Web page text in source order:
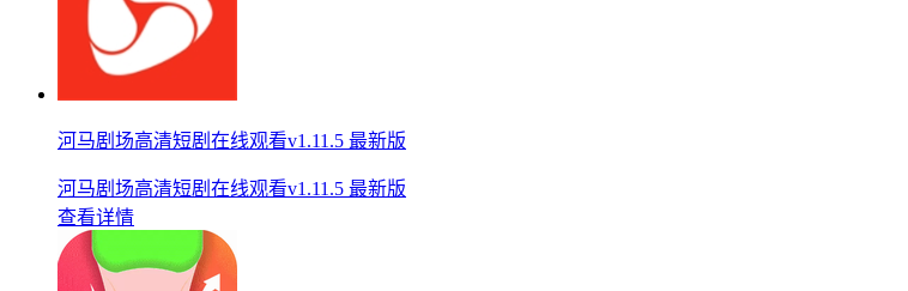
河马剧场高清短剧在线观看v1.11.5 最新版
河马剧场高清短剧在线观看v1.11.5 最新版
查看详情